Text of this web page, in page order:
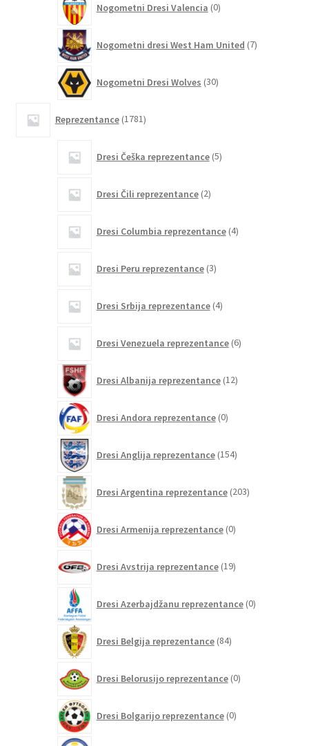
Nogometni Dresi Valencia 0izdelkov
Nogometni dresi West Ham United 7izdelkov
Nogometni Dresi Wolves 30izdelkov
Reprezentance 1781izdelkov
Dresi Češka reprezentance 5izdelkov
Dresi Čili reprezentance 2izdelka
Dresi Columbia reprezentance 4izdelki
Dresi Peru reprezentance 3izdelki
Dresi Srbija reprezentance 4izdelki
Dresi Venezuela reprezentance 6izdelkov
Dresi Albanija reprezentance 12izdelkov
Dresi Andora reprezentance 0izdelkov
Dresi Anglija reprezentance 154izdelkov
Dresi Argentina reprezentance 203izdelki
Dresi Armenija reprezentance 0izdelkov
Dresi Avstrija reprezentance 19izdelkov
Dresi Azerbajdžanu reprezentance 0izdelkov
Dresi Belgija reprezentance 84izdelkov
Dresi Belorusijo reprezentance 0izdelkov
Dresi Bolgarijo reprezentance 0izdelkov